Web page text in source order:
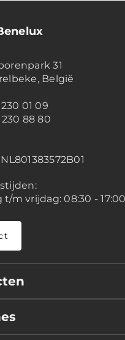
31
België
01 09
230 88 80
NL801383572B01
t/m vrijdag: 08:30 - 17:00